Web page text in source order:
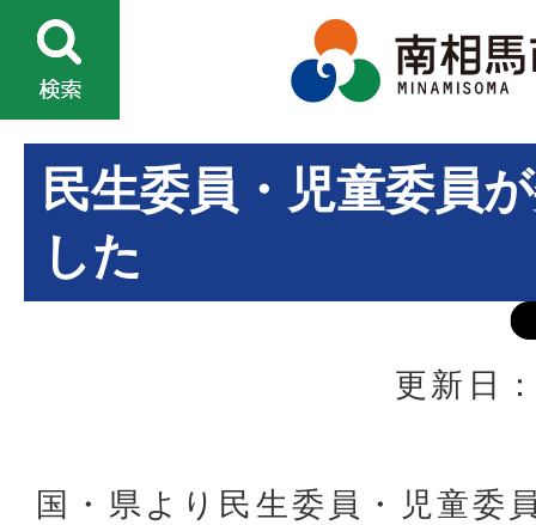
民生委員・児童委員
した
更新日
国・県より民生委員・児童委